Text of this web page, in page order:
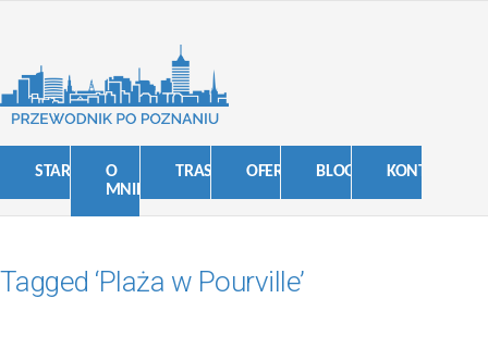
START
O
MNIE
TRASY OFERTA BLOG KONTAKT
Tagged ‘Plaża w Pourville’